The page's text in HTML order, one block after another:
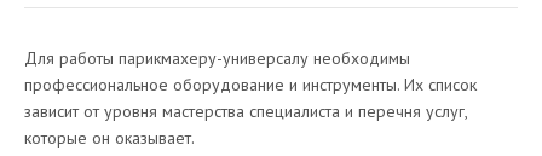
Для работы парикмахеру-универсалу необходимы
профессиональное оборудование и инструменты. Их список
зависит от уровня мастерства специалиста и перечня услуг,
которые он оказывает.